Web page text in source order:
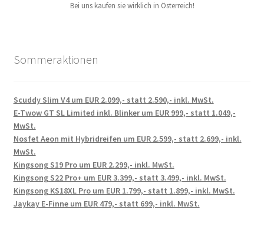
Bei uns kaufen sie wirklich in Österreich!
Sommeraktionen
Scuddy Slim V4 um EUR 2.099,- statt 2.590,- inkl. MwSt.
E-Twow GT SL Limited inkl. Blinker um EUR 999,- statt 1.049,-
MwSt.
Nosfet Aeon mit Hybridreifen um EUR 2.599,- statt 2.699,- inkl.
MwSt.
Kingsong S19 Pro um EUR 2.299,- inkl. MwSt.
Kingsong S22 Pro+ um EUR 3.399,- statt 3.499,- inkl. MwSt.
Kingsong KS18XL Pro um EUR 1.799,- statt 1.899,- inkl. MwSt.
Jaykay E-Finne um EUR 479,- statt 699,- inkl. MwSt.